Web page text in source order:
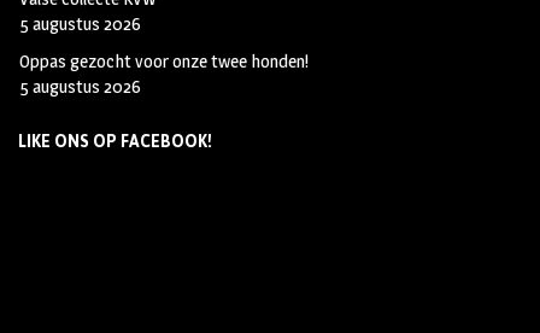
5 augustus 2026
Oppas gezocht voor onze twee honden!
5 augustus 2026
LIKE ONS OP FACEBOOK!